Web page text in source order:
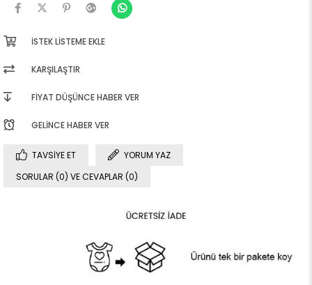
İSTEK LISTEME EKLE
KARŞILAŞTIR
FIYAT DÜŞÜNCE HABER VER
GELINCE HABER VER
TAVSIYE ET
YORUM YAZ
SORULAR (0) VE CEVAPLAR (0)